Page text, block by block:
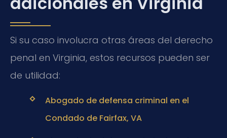
Si su caso involucra otras áreas del derecho
penal en Virginia, estos recursos pueden ser
de utilidad:
Abogado de defensa criminal en el
Condado de Fairfax, VA